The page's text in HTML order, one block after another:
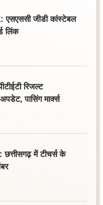
जीडी कांस्टेबल
लिंक
रिजल्ट
पासिंग मार्क्स
में टीचर्स के